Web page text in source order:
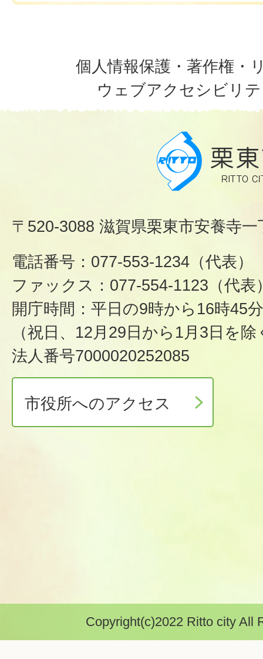
個人情報保護・著作権・
ウェブアクセシビリ
〒520-3088 滋賀県栗東市安養寺
電話番号：077-553-1234（代表）
ファックス：077-554-1123（代表
開庁時間：平日の9時から16時45分
（祝日、12月29日から1月3日を除
法人番号7000020252085
市役所へのアクセス
Copyright(c)2022 Ritto city All